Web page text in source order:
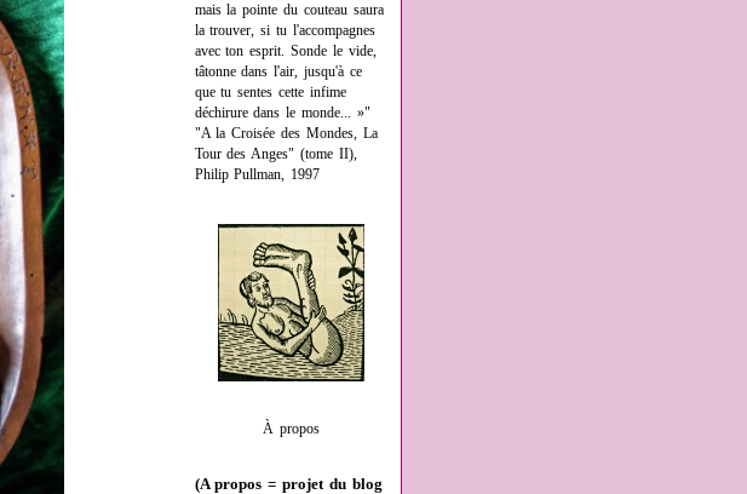
mais la pointe du couteau saura
la trouver, si tu l'accompagnes
avec ton esprit. Sonde le vide,
tâtonne dans l'air, jusqu'à ce
que tu sentes cette infime
déchirure dans le monde... »"
"A la Croisée des Mondes, La
Tour des Anges" (tome II),
Philip Pullman, 1997
À propos
(A propos = projet du blog